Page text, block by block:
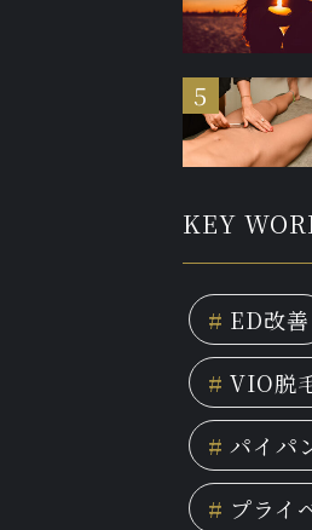
KEY
# ED改善
# VIO脱
# パイパ
# プライ